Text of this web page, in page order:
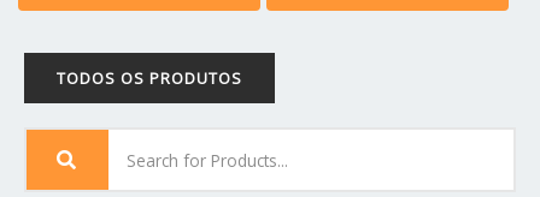
TODOS OS PRODUTOS